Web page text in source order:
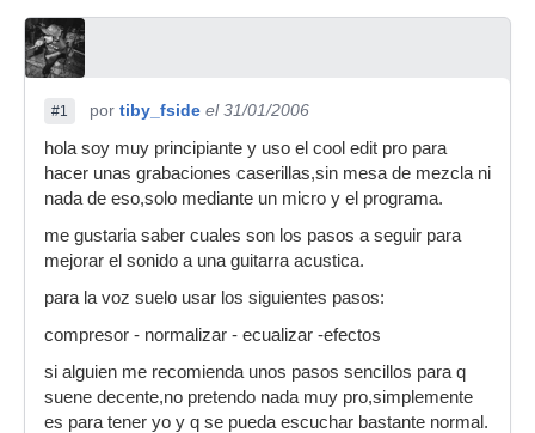
#1 por tiby_fside el 31/01/2006
hola soy muy principiante y uso el cool edit pro para
hacer unas grabaciones caserillas,sin mesa de mezcla ni
nada de eso,solo mediante un micro y el programa.
me gustaria saber cuales son los pasos a seguir para
mejorar el sonido a una guitarra acustica.
para la voz suelo usar los siguientes pasos:
compresor - normalizar - ecualizar -efectos
si alguien me recomienda unos pasos sencillos para q
suene decente,no pretendo nada muy pro,simplemente
es para tener yo y q se pueda escuchar bastante normal.